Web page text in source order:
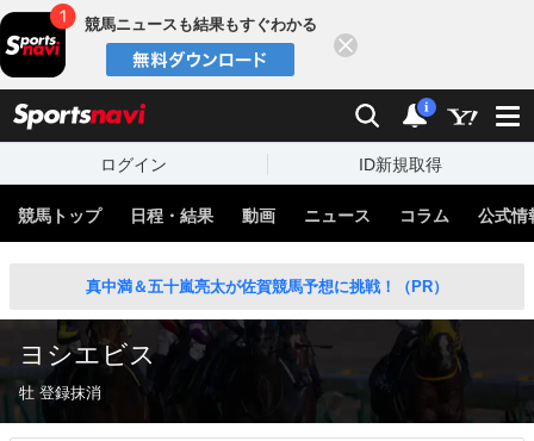
競馬ニュースも結果もすぐわかる
検索 通知
i
ログイン ID新規取得
競馬トップ 日程・結果 動画 ニュース コラム 公式情
真中満＆五十嵐亮太が佐賀競馬予想に挑戦！（PR）
ヨシエビス
牡 登録抹消